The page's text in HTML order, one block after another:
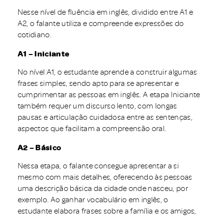
Nesse nível de fluência em inglês, dividido entre A1 e
A2, o falante utiliza e compreende expressões do
cotidiano.
A1 – Iniciante
No nível A1, o estudante aprende a construir algumas
frases simples, sendo apto para se apresentar e
cumprimentar as pessoas em inglês. A etapa Iniciante
também requer um discurso lento, com longas
pausas e articulação cuidadosa entre as sentenças,
aspectos que facilitam a compreensão oral.
A2 – Básico
Nessa etapa, o falante consegue apresentar a si
mesmo com mais detalhes, oferecendo às pessoas
uma descrição básica da cidade onde nasceu, por
exemplo. Ao ganhar vocabulário em inglês, o
estudante elabora frases sobre a família e os amigos,